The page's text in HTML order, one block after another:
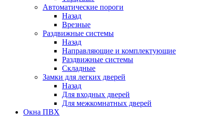
Автоматические пороги
Назад
Врезные
Раздвижные системы
Назад
Направляющие и комплектующие
Раздвижные системы
Складные
Замки для легких дверей
Назад
Для входных дверей
Для межкомнатных дверей
Окна ПВХ